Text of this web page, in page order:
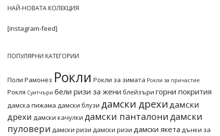
НАЙ-НОВАТА КОЛЕКЦИЯ
[instagram-feed]
ПОПУЛЯРНИ КАТЕГОРИИ
Поли Рамонез Рокли Рокли за зимата Рокли за причастие
Рокля Суитчъри бели ризи за жени блейзъри горни покрития
дамска пижама дамски блузи дамски дрехидамски
дрехи дамски качулки дамски панталони дамски
пуловери дамски ризи дамски ризи дамски якета дънки за